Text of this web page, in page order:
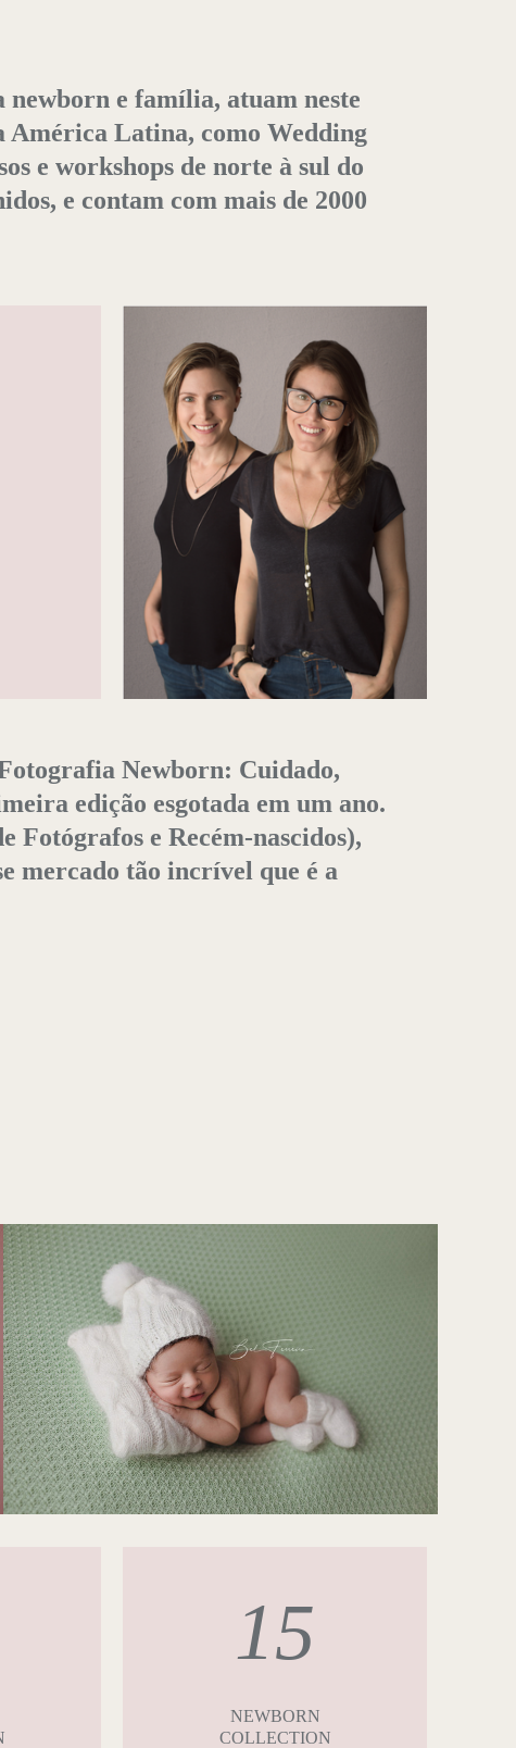
e família, atuam neste
América Latina, como Wedding
e workshops de norte à sul do
e contam com mais de 2000
Newborn: Cuidado,
edição esgotada em um ano.
e Recém-nascidos),
mercado tão incrível que é a
15
NEWBORN
COLLECTION